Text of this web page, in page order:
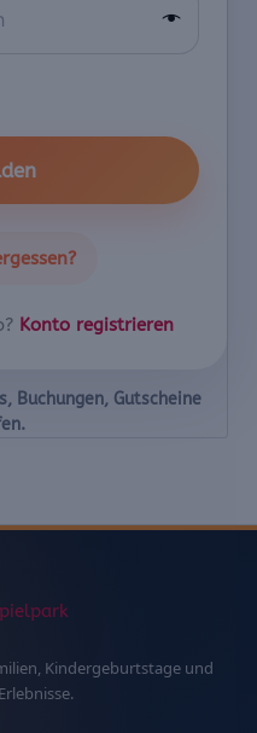
Konto registrieren
Kindergeburtstage und